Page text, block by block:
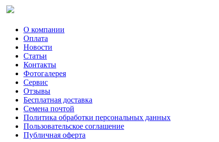
Тмин
Трава для чая
Туласи
Укроп
Фенхель пряный
Хризантема овощная
Цикорий пряный
Цикорий салатный (Витлуф)
Черемша
Шпинат
Щавель
Эндивий
Эстрагон
О компании
Оплата
Новости
Статьи
Контакты
Фотогалерея​
Сервис
Отзывы
Бесплатная доставка
Семена почтой
Политика обработки персональных данных
Пользовательское соглашение
Публичная оферта